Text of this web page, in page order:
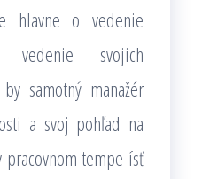
hlavne o vedenie
svojich
samotný manažér
a svoj pohľad na
pracovnom tempe ísť